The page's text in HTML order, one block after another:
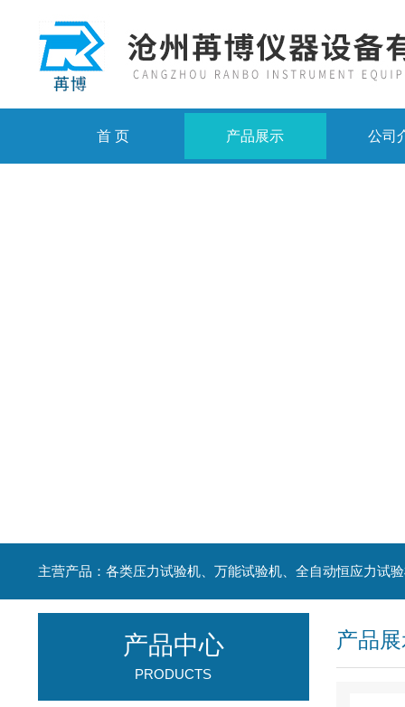
首 页 产品展示 公司
主营产品：各类压力试验机、万能试验机、全自动恒应力试
产品
产品中心
PRODUCTS